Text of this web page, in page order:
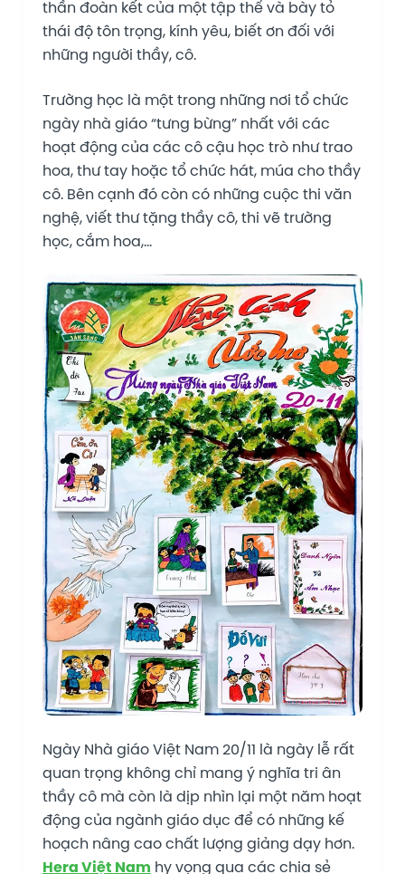
thần đoàn kết của một tập thể và bày tỏ
thái độ tôn trọng, kính yêu, biết ơn đối với
những người thầy, cô.
Trường học là một trong những nơi tổ chức
ngày nhà giáo “tưng bừng” nhất với các
hoạt động của các cô cậu học trò như trao
hoa, thư tay hoặc tổ chức hát, múa cho thầy
cô. Bên cạnh đó còn có những cuộc thi văn
nghệ, viết thư tặng thầy cô, thi vẽ trường
học, cắm hoa,…
Ngày Nhà giáo Việt Nam 20/11 là ngày lễ rất
quan trọng không chỉ mang ý nghĩa tri ân
thầy cô mà còn là dịp nhìn lại một năm hoạt
động của ngành giáo dục để có những kế
hoạch nâng cao chất lượng giảng dạy hơn.
Hera Việt Nam hy vọng qua các chia sẻ